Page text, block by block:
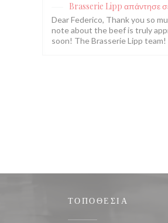
Brasserie Lipp απάντησε
Dear Federico, Thank you so
note about the beef is truly
soon! The Brasserie Lipp team!
ΤΟΠΟΘΕΣΊΑ